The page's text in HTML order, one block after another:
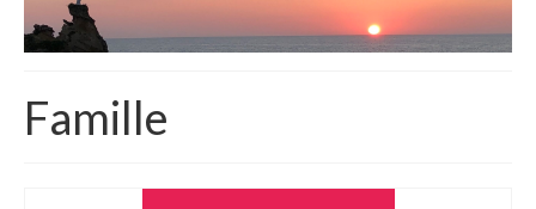
Méditer
Homélies, Poèmes
Homélies
Homélies de Mariages
Famille